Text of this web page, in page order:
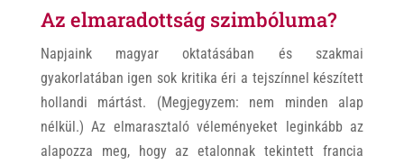
Az elmaradottság szimbóluma?
Napjaink magyar oktatásában és szakmai
gyakorlatában igen sok kritika éri a tejszínnel készített
hollandi mártást. (Megjegyzem: nem minden alap
nélkül.) Az elmarasztaló véleményeket leginkább az
alapozza meg, hogy az etalonnak tekintett francia